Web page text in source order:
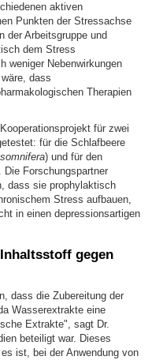
aktiven
Punkten der Stressachse
der Arbeitsgruppe und
dem Stress
weniger Nebenwirkungen
dass
Therapien
für zwei
für die Schlafbeere
) und für den
Die Forschungspartner
dass sie prophylaktisch
Stress aufbauen,
in einen depressionsartigen
gegen
dass die Zubereitung der
Wasserextrakte eine
Extrakte", sagt Dr.
beteiligt war. Dieses
ist, bei der Anwendung von